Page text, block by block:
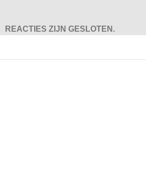
REACTIES ZIJN GESLOTEN.